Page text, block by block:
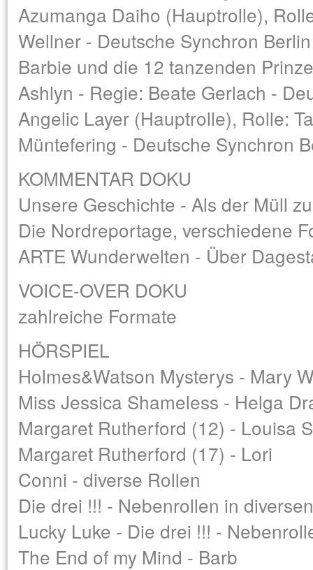
Azumanga Daiho (Hauptrolle),
Wellner - Deutsche Synchron Berlin
Barbie und die 12 tanzenden
Ashlyn - Regie: Beate Gerlach -
Angelic Layer (Hauptrolle), Rolle:
Müntefering - Deutsche Synchron
KOMMENTAR DOKU
Unsere Geschichte - Als der Müll
Die Nordreportage, verschiedene
ARTE Wunderwelten - Über
VOICE-OVER DOKU
zahlreiche Formate
HÖRSPIEL
Holmes&Watson Mysterys - Mary
Miss Jessica Shameless - Helga
Margaret Rutherford (12) - Louisa
Margaret Rutherford (17) - Lori
Conni - diverse Rollen
Die drei !!! - Nebenrollen in
Lucky Luke - Die drei !!! -
The End of my Mind - Barb